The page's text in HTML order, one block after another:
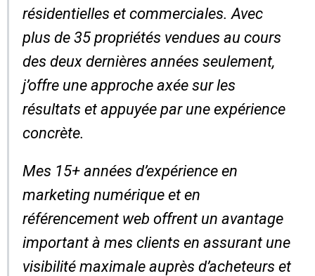
résidentielles et commerciales. Avec
plus de 35 propriétés vendues au cours
des deux dernières années seulement,
j’offre une approche axée sur les
résultats et appuyée par une expérience
concrète.
Mes 15+ années d’expérience en
marketing numérique et en
référencement web offrent un avantage
important à mes clients en assurant une
visibilité maximale auprès d’acheteurs et